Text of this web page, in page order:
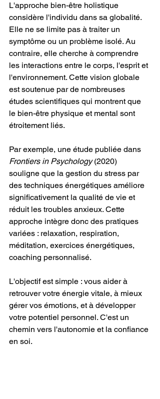
L'approche bien-être holistique
considère l'individu dans sa globalité.
Elle ne se limite pas à traiter un
symptôme ou un problème isolé. Au
contraire, elle cherche à comprendre
les interactions entre le corps, l'esprit et
l'environnement. Cette vision globale
est soutenue par de nombreuses
études scientifiques qui montrent que
le bien-être physique et mental sont
étroitement liés.
Par exemple, une étude publiée dans
Frontiers in Psychology (2020)
souligne que la gestion du stress par
des techniques énergétiques améliore
significativement la qualité de vie et
réduit les troubles anxieux. Cette
approche intègre donc des pratiques
variées : relaxation, respiration,
méditation, exercices énergétiques,
coaching personnalisé.
L'objectif est simple : vous aider à
retrouver votre énergie vitale, à mieux
gérer vos émotions, et à développer
votre potentiel personnel. C'est un
chemin vers l'autonomie et la confiance
en soi.